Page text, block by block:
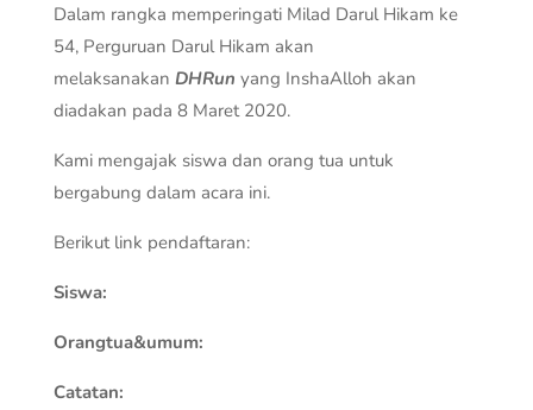
Dalam rangka memperingati Milad Darul Hikam ke
54, Perguruan Darul Hikam akan
melaksanakan DHRun yang InshaAlloh akan
diadakan pada 8 Maret 2020.
Kami mengajak siswa dan orang tua untuk
bergabung dalam acara ini.
Berikut link pendaftaran:
Siswa:
Orangtua&umum:
Catatan: